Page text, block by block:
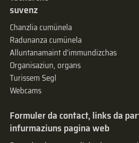
suvenz
Chanzlia cumünela
Radunanza cumünela
Alluntanamaint d'immundizchas
Organisaziun, organs
Turissem Segl
Webcams
Formuler da contact, links da
infurmaziuns pagina web